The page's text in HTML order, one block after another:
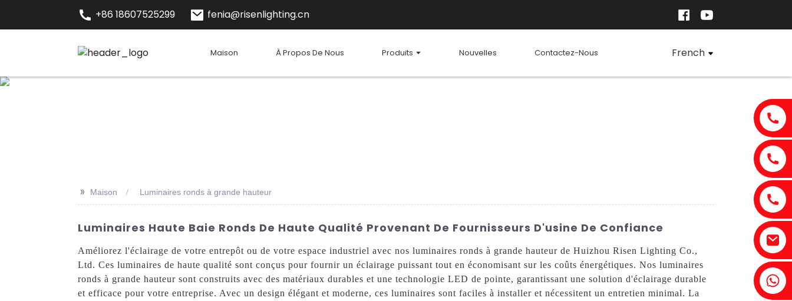
+86 18607525299 fenia@risenlighting.cn
Maison À Propos De Nous Produits Nouvelles Contactez-Nous French
Fenia : +86 18607525299
>> Maison Luminaires ronds à grande hauteur
Luminaires Haute Baie Ronds De Haute Qualité Provenant De Fournisseurs D'usine De Confiance
Améliorez l'éclairage de votre entrepôt ou de votre espace industriel avec nos luminaires ronds à grande hauteur de Huizhou Risen Lighting Co.,
Ltd. Ces luminaires de haute qualité sont conçus pour fournir un éclairage puissant tout en économisant sur les coûts énergétiques. Nos luminaires
ronds à grande hauteur sont construits avec des matériaux durables et une technologie LED de pointe, garantissant une solution d'éclairage durable
et efficace pour votre entreprise. Avec un design élégant et moderne, ces luminaires sont faciles à installer et nécessitent un entretien minimal. La